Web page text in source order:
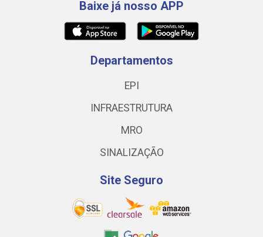
Baixe já nosso APP
Departamentos
EPI
INFRAESTRUTURA
MRO
SINALIZAÇÃO
Site Seguro